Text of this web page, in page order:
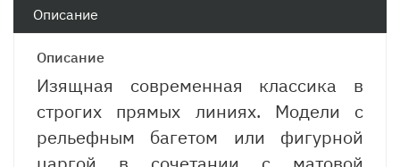
Описание
Описание
Изящная современная классика в
строгих прямых линиях. Модели с
рельефным багетом или фигурной